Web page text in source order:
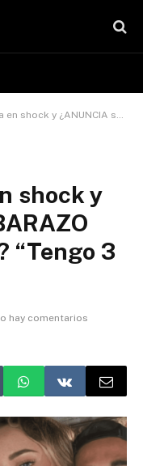
su EMBARAZO con el ‘Gato’ Cuba? “Tengo 3 meses”
shock y
“Tengo 3
hay comentarios